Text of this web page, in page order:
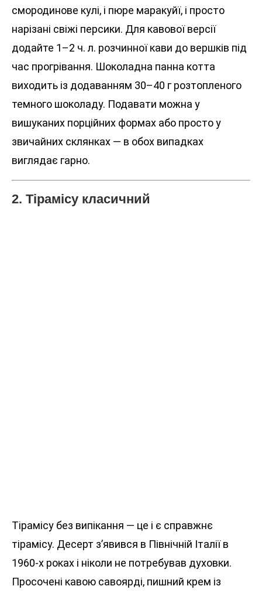
смородинове кулі, і пюре маракуйї, і просто
нарізані свіжі персики. Для кавової версії
додайте 1–2 ч. л. розчинної кави до вершків під
час прогрівання. Шоколадна панна котта
виходить із додаванням 30–40 г розтопленого
темного шоколаду. Подавати можна у
вишуканих порційних формах або просто у
звичайних склянках — в обох випадках
виглядає гарно.
2. Тірамісу класичний
Тірамісу без випікання — це і є справжнє
тірамісу. Десерт з’явився в Північній Італії в
1960-х роках і ніколи не потребував духовки.
Просочені кавою савоярді, пишний крем із